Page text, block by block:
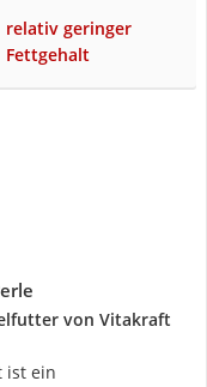
relativ geringer
Fettgehalt
von Vitakraft
ist ein